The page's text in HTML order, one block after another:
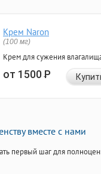
Крем Naron
(100 мг)
Крем для сужения
от 1500Р
вместе с нами
первый шаг для